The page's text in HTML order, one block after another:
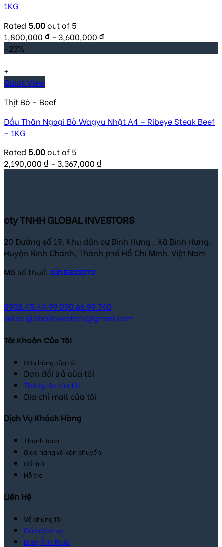
1KG
Rated 5.00out of 5
1,800,000 ₫ – 3,600,000 ₫
-23%
+
Quick View
Thịt Bò - Beef
Đầu Thăn Ngoại Bò Wagyu Nhật A4 – Ribeye Steak Beef
– 1KG
Rated 5.00out of 5
2,190,000 ₫ – 3,367,000 ₫
cty TNHH GLOBAL INVESTORS
20 Đường số 19, Khu dân cư Bình Hưng , Xã Bình Hưng,
Huyện Bình Chánh, Thành phố Hồ Chí Minh, Việt Nam
Mã số thuế: 0315322272
0938.45.44.99090.66.99.740
sales.globalinvestors@gmail.com
Tài Khoản Của Tôi
Đơn hàng của tôi
Đơn đổi trả của tôi
Thông tin của tôi
Địa chỉ mail của tôi
Dịch Vụ Khách Hàng
Thanh toán
Giao hàng và vận chuyển
Đổi trả
Hỗ trợ
Liên Hệ
Về chúng tôi
Các dịch vụ
Blog Ẩm Thực